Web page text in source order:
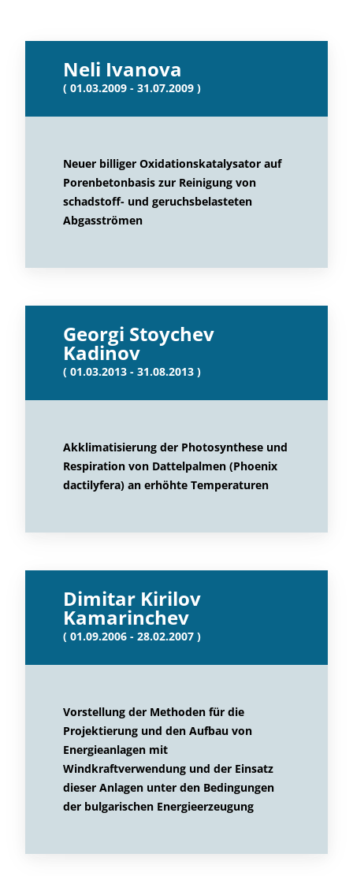
Neli Ivanova
( 01.03.2009 - 31.07.2009 )
Neuer billiger Oxidationskatalysator auf
Porenbetonbasis zur Reinigung von
schadstoff- und geruchsbelasteten
Abgasströmen
Georgi Stoychev
Kadinov
( 01.03.2013 - 31.08.2013 )
Akklimatisierung der Photosynthese und
Respiration von Dattelpalmen (Phoenix
dactilyfera) an erhöhte Temperaturen
Dimitar Kirilov
Kamarinchev
( 01.09.2006 - 28.02.2007 )
Vorstellung der Methoden für die
Projektierung und den Aufbau von
Energieanlagen mit
Windkraftverwendung und der Einsatz
dieser Anlagen unter den Bedingungen
der bulgarischen Energieerzeugung